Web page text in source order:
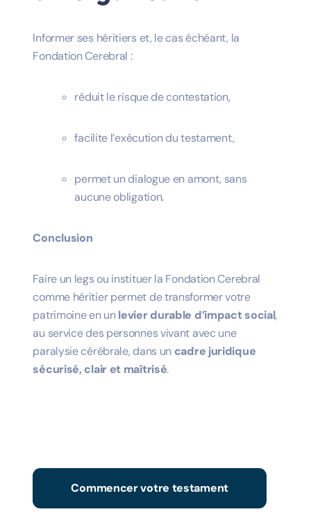
Informer ses héritiers et, le cas échéant, la
Fondation Cerebral :
réduit le risque de contestation,
facilite l’exécution du testament,
permet un dialogue en amont, sans
aucune obligation.
Conclusion
Faire un legs ou instituer la Fondation Cerebral
comme héritier permet de transformer votre
patrimoine en unlevier durable d’impact social,
au service des personnes vivant avec une
paralysie cérébrale, dans un cadre juridique
sécurisé, clair et maîtrisé.
Commencer votre testament